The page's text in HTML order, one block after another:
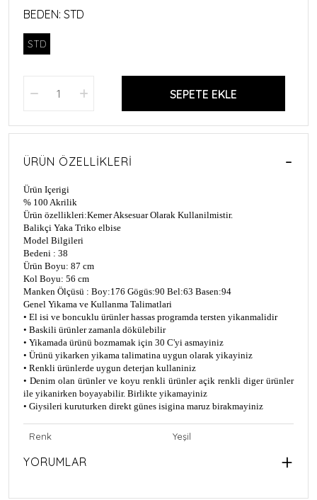
BEDEN: STD
STD
SEPETE EKLE
ÜRÜN ÖZELLIKLERI
Ürün Içerigi
% 100 Akrilik
Ürün özellikleri:Kemer Aksesuar Olarak Kullanilmistir.
Balikçi Yaka Triko elbise
Model Bilgileri
Bedeni : 38
Ürün Boyu: 87 cm
Kol Boyu: 56 cm
Manken Ölçüsü : Boy:176 Gögüs:90 Bel:63 Basen:94
Genel Yikama ve Kullanma Talimatlari
• El isi ve boncuklu ürünler hassas programda tersten yikanmalidir
• Baskili ürünler zamanla dökülebilir
• Yikamada ürünü bozmamak için 30 C'yi asmayiniz
• Ürünü yikarken yikama talimatina uygun olarak yikayiniz
• Renkli ürünlerde uygun deterjan kullaniniz
• Denim olan ürünler ve koyu renkli ürünler açik renkli diger ürünler
ile yikanirken boyayabilir. Birlikte yikamayiniz
• Giysileri kuruturken direkt günes isigina maruz birakmayiniz
Renk Yeşil
YORUMLAR